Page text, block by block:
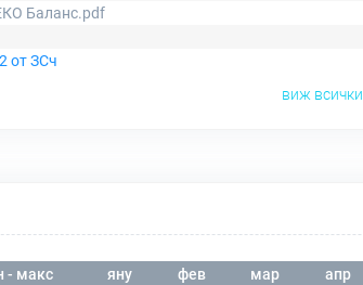
Баланс.pdf
от ЗСч
виж всички
- макс яну фев мар апр